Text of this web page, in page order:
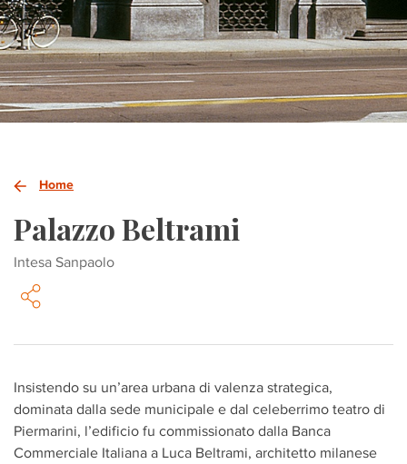
Home
Palazzo Beltrami
Intesa Sanpaolo
Insistendo su un’area urbana di valenza strategica,
dominata dalla sede municipale e dal celeberrimo teatro di
Piermarini, l’edificio fu commissionato dalla Banca
Commerciale Italiana a Luca Beltrami, architetto milanese